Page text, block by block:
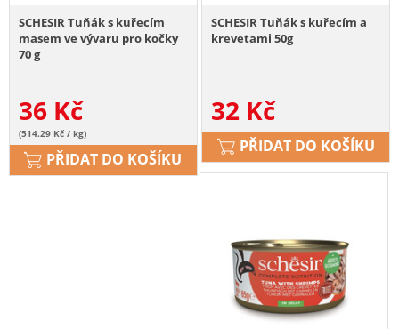
SCHESIR Tuňák s kuřecím
masem ve vývaru pro kočky
70 g
36 Kč
(514.29 Kč / kg)
PŘIDAT DO KOŠÍKU
SCHESIR Tuňák s kuřecím a
krevetami 50g
32 Kč
PŘIDAT DO KOŠÍKU